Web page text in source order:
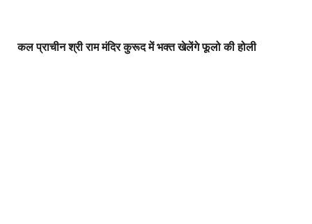
कल प्राचीन श्री राम मंदिर कुरूद में भक्त खेलेंगे फूलो की होली